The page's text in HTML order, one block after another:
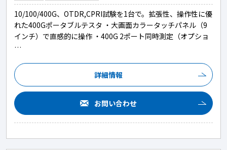
10/100/400G、OTDR,CPRI試験を1台で。拡張性、操作性に優
れた400Gポータブルテスタ ・大画面カラータッチパネル（9
インチ）で直感的に操作 ・400G 2ポート同時測定（オプショ
…
詳細情報
お問い合わせ